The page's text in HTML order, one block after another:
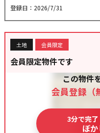
登録日：2026/7/31
土地 会員限定
会員限定物件です
この物件
会員登録（
3分で完
ぼ